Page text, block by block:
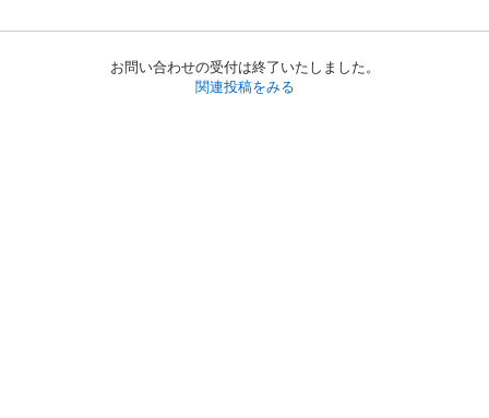
お問い合わせの受付は終了いたしました。
関連投稿をみる